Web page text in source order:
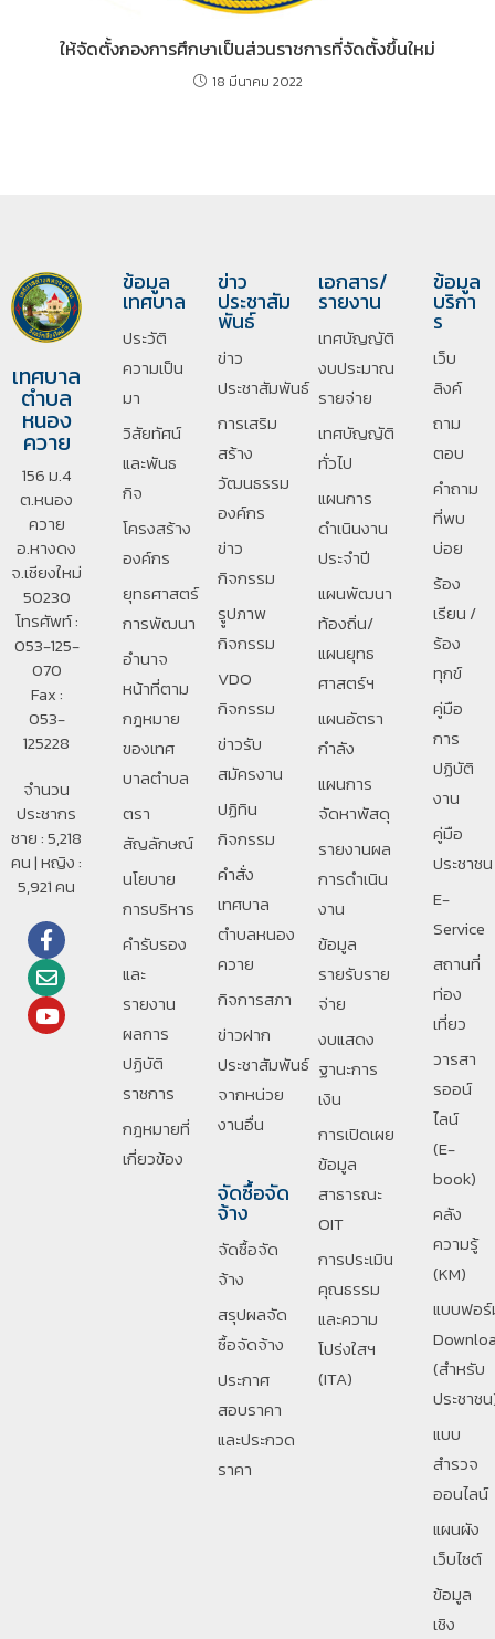
ให้จัดตั้งกองการศึกษาเป็นส่วนราชการที่จัดตั้งขึ้นใหม่
18 มีนาคม 2022
เทศบาล
ตำบล
หนอง
ควาย
156 ม.4
ต.หนอง
ควาย
อ.หางดง
จ.เชียงใหม่
50230
โทรศัพท์ :
053-125-
070
Fax :
053-
125228
จำนวน
ประชากร
ชาย : 5,218
คน | หญิง :
5,921 คน
ข้อมูล
เทศบาล
ประวัติ
ความเป็น
มา
วิสัยทัศน์
และพันธ
กิจ
โครงสร้าง
องค์กร
ยุทธศาสตร์
การพัฒนา
อํานาจ
หน้าที่ตาม
กฎหมาย
ของเทศ
บาลตําบล
ตรา
สัญลักษณ์
นโยบาย
การบริหาร
คำรับรอง
และ
รายงาน
ผลการ
ปฏิบัติ
ราชการ
กฎหมายที่
เกี่ยวข้อง
ข่าว
ประชาสัม
พันธ์
ข่าว
ประชาสัมพันธ์
การเสริม
สร้าง
วัฒนธรรม
องค์กร
ข่าว
กิจกรรม
รููปภาพ
กิจกรรม
VDO
กิจกรรม
ข่าวรับ
สมัครงาน
ปฏิทิน
กิจกรรม
คำสั่ง
เทศบาล
ตำบลหนอง
ควาย
กิจการสภา
ข่าวฝาก
ประชาสัมพันธ์
จากหน่วย
งานอื่น
จัดซื้อจัด
จ้าง
จัดซื้อจัด
จ้าง
สรุปผลจัด
ซื้อจัดจ้าง
ประกาศ
สอบราคา
และประกวด
ราคา
เอกสาร/
รายงาน
เทศบัญญัติ
งบประมาณ
รายจ่าย
เทศบัญญัติ
ทั่วไป
แผนการ
ดำเนินงาน
ประจำปี
แผนพัฒนา
ท้องถิ่น/
แผนยุทธ
ศาสตร์ฯ
แผนอัตรา
กำลัง
แผนการ
จัดหาพัสดุ
รายงานผล
การดำเนิน
งาน
ข้อมูล
รายรับราย
จ่าย
งบแสดง
ฐานะการ
เงิน
การเปิดเผย
ข้อมูล
สาธารณะ
OIT
การประเมิน
คุณธรรม
และความ
โปร่งใสฯ
(ITA)
ข้อมูล
บริกา
ร
เว็บ
ลิงค์
ถาม
ตอบ
คำถาม
ที่พบ
บ่อย
ร้อง
เรียน /
ร้อง
ทุกข์
คู่มือ
การ
ปฏิบัติ
งาน
คู่มือ
ประชาชน
E-
Service
สถานที่
ท่อง
เที่ยว
วารสา
รออน์
ไลน์
(E-
book)
คลัง
ความรู้
(KM)
แบบฟอ
(สำหรับ
ประชาช
แบบ
สำรวจ
ออนไลน์
แผนผัง
เว็บไซต์
ข้อมูล
เชิง